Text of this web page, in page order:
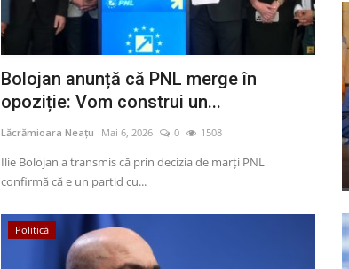
Bolojan anunță că PNL merge în
opoziție: Vom construi un...
Lăcrămioara Neațu Mai 6, 2026 0 1508
Ilie Bolojan a transmis că prin decizia de marți PNL
confirmă că e un partid cu...
Politică